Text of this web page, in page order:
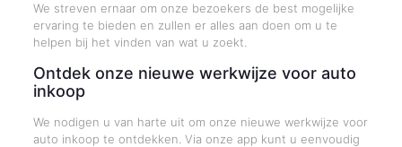
We streven ernaar om onze bezoekers de best mogelijke
ervaring te bieden en zullen er alles aan doen om u te
helpen bij het vinden van wat u zoekt.
Ontdek onze nieuwe werkwijze voor auto
inkoop
We nodigen u van harte uit om onze nieuwe werkwijze voor
auto inkoop te ontdekken. Via onze app kunt u eenvoudig